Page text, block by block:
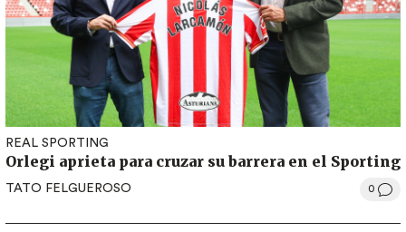
REAL SPORTING
Orlegi aprieta para cruzar su barrera en el Sporting
TATO FELGUEROSO 0